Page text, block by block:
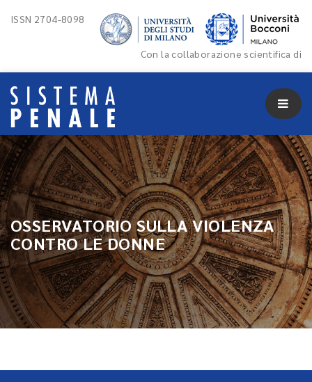
ISSN 2704-8098
Con la collaborazione scientifica di
OSSERVATORIO SULLA VIOLENZA
CONTRO LE DONNE